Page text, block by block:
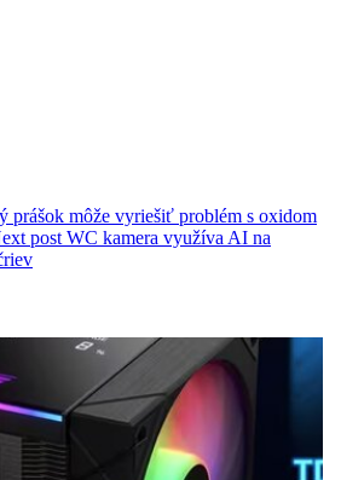
prášok môže vyriešiť problém s oxidom
post WC kamera využíva AI na